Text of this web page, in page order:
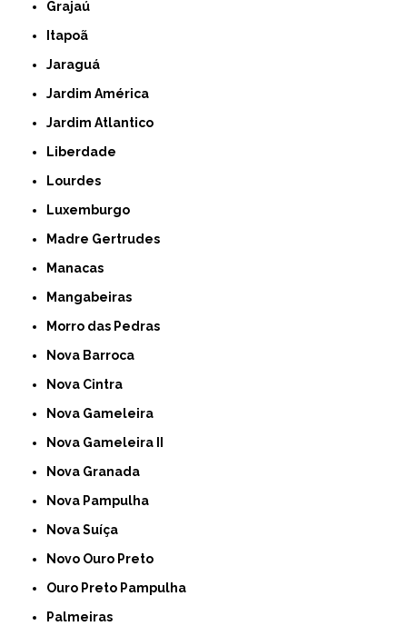
Grajaú
Itapoã
Jaraguá
Jardim América
Jardim Atlantico
Liberdade
Lourdes
Luxemburgo
Madre Gertrudes
Manacas
Mangabeiras
Morro das Pedras
Nova Barroca
Nova Cintra
Nova Gameleira
Nova Gameleira II
Nova Granada
Nova Pampulha
Nova Suíça
Novo Ouro Preto
Ouro Preto Pampulha
Palmeiras